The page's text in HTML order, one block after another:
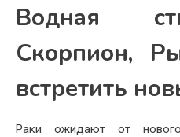
Водная
Скорпион,
встретить
Раки ожидают от